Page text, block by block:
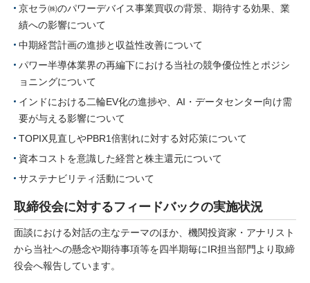
京セラ㈱のパワーデバイス事業買収の背景、期待する効果、業
績への影響について
中期経営計画の進捗と収益性改善について
パワー半導体業界の再編下における当社の競争優位性とポジシ
ョニングについて
インドにおける二輪EV化の進捗や、AI・データセンター向け需
要が与える影響について
TOPIX見直しやPBR1倍割れに対する対応策について
資本コストを意識した経営と株主還元について
サステナビリティ活動について
取締役会に対するフィードバックの実施状況
面談における対話の主なテーマのほか、機関投資家・アナリスト
から当社への懸念や期待事項等を四半期毎にIR担当部門より取締
役会へ報告しています。